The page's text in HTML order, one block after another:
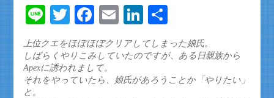
LineTwitterFacebook
EmailLinkedIn
有
上位クエをほぼほぼクリアしてしまった娘氏。
しばらくやりこみしていたのですが、ある日親族から
Apexに誘われまして。
それをやっていたら、娘氏があろうことか「やりたい」
と。